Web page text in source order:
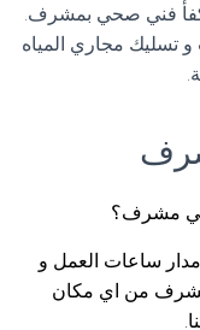
فني صحي بمشرف.
تسليك مجاري المياه
مشرف؟
مدار ساعات العمل و
من اي مكان